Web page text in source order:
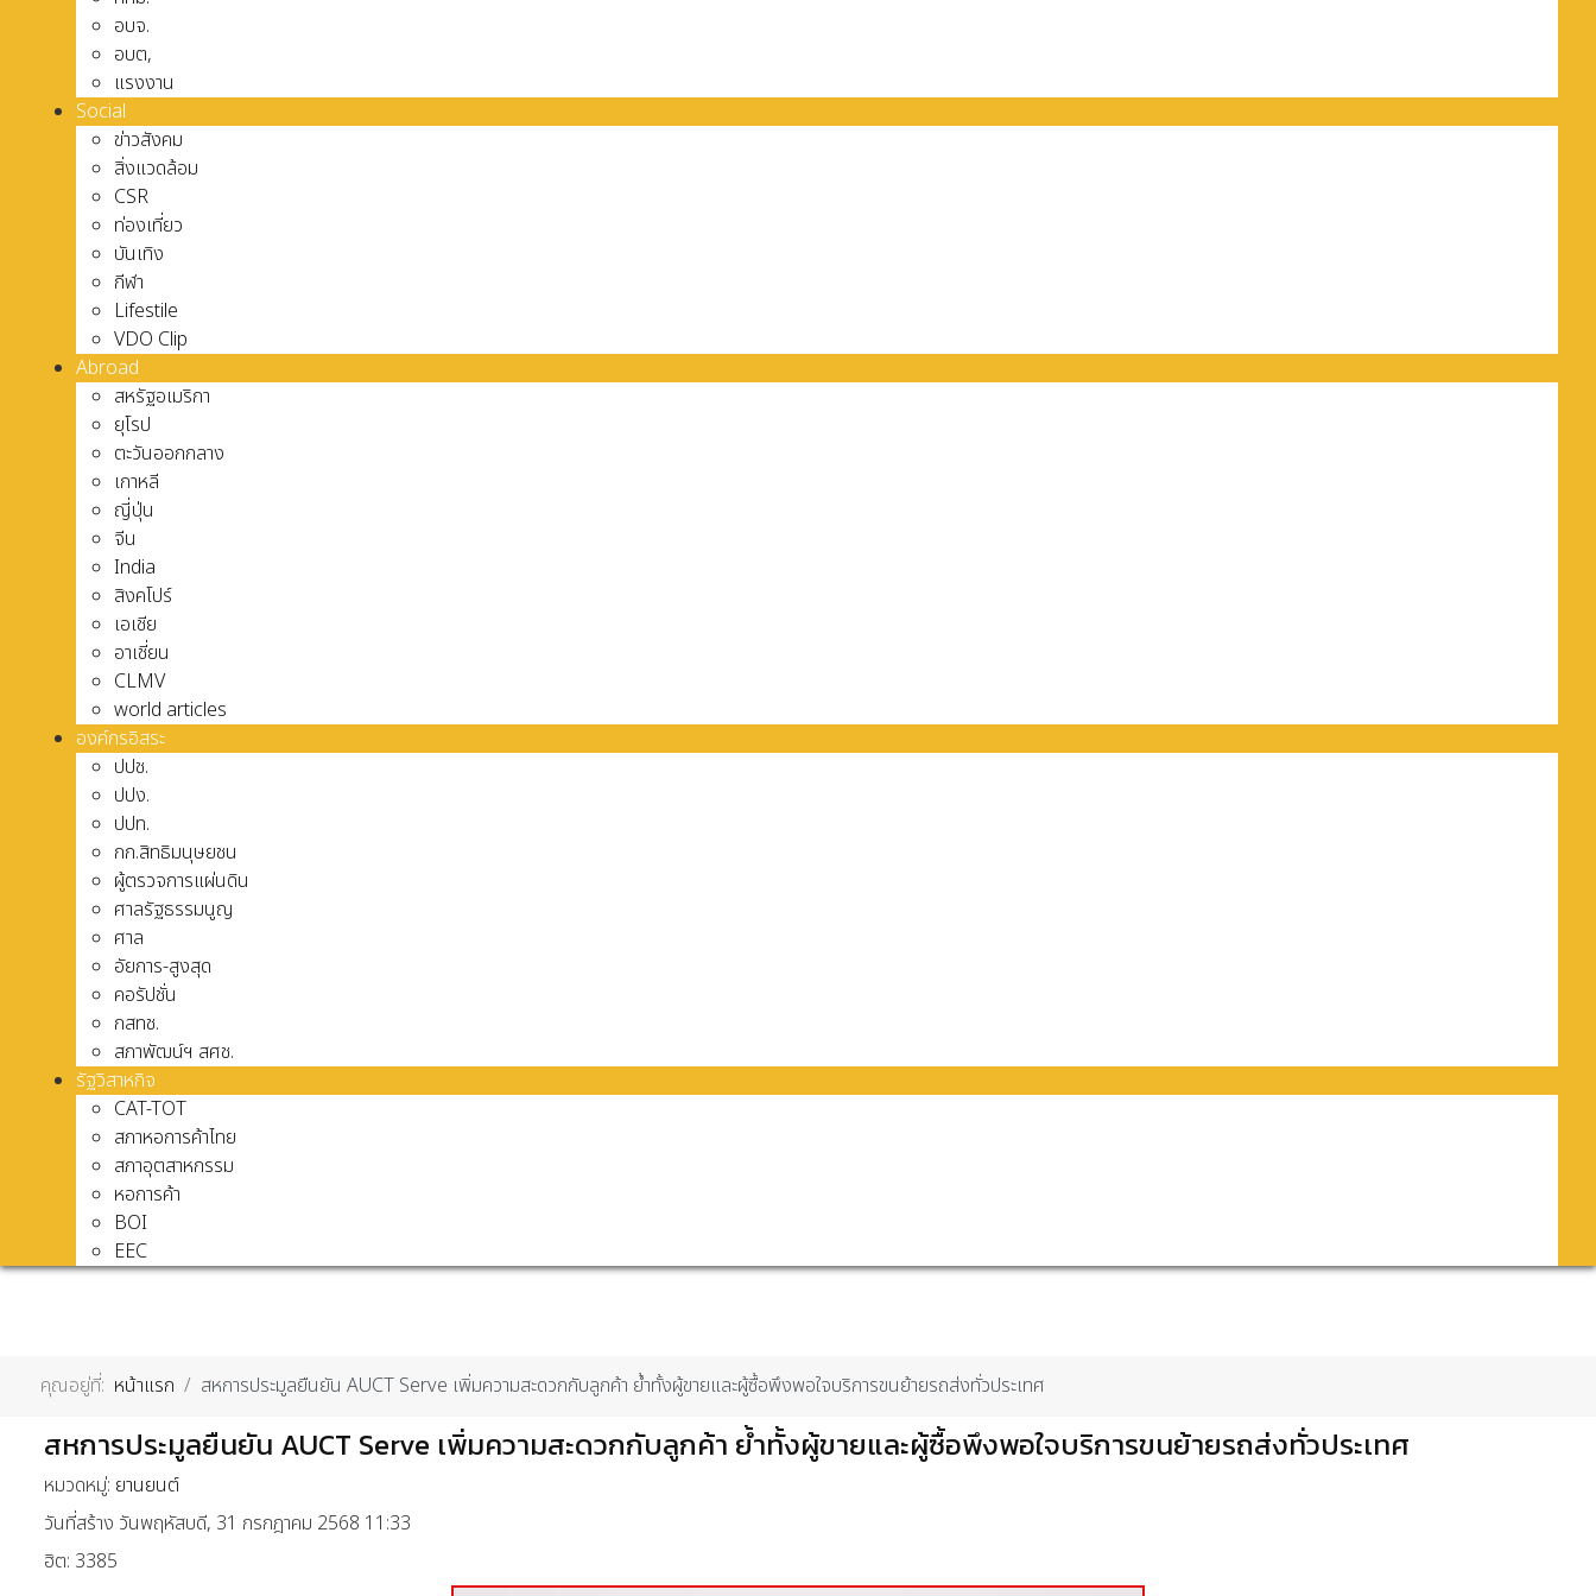
อบจ.
อบต,
แรงงาน
Social
ข่าวสังคม
สิ่งแวดล้อม
CSR
ท่องเที่ยว
บันเทิง
กีฬา
Lifestile
VDO Clip
Abroad
สหรัฐอเมริกา
ยุโรป
ตะวันออกกลาง
เกาหลี
ญี่ปุ่น
จีน
India
สิงคโปร์
เอเชีย
อาเชี่ยน
CLMV
world articles
องค์กรอิสระ
ปปช.
ปปง.
ปปท.
กก.สิทธิมนุษยชน
ผู้ตรวจการแผ่นดิน
ศาลรัฐธรรมนูญ
ศาล
อัยการ-สูงสุด
คอรัปชั่น
กสทช.
สภาพัฒน์ฯ สศช.
รัฐวิสาหกิจ
CAT-TOT
สภาหอการค้าไทย
สภาอุตสาหกรรม
หอการค้า
BOI
EEC
คุณอยู่ที่: หน้าแรก สหการประมูลยืนยัน AUCT Serve เพิ่มความสะดวกกับลูกค้า ย้ำทั้งผู้ขายและผู้ซื้อพึงพอใจบริการขนย้ายรถส่งทั่วประเทศ
สหการประมูลยืนยัน AUCT Serve เพิ่มความสะดวกกับลูกค้า ย้ำทั้งผู้ขายและผู้ซื้อพึงพอใจบริการขนย้ายรถส่งทั่วประเทศ
หมวดหมู่: ยานยนต์
วันที่สร้าง วันพฤหัสบดี, 31 กรกฎาคม 2568 11:33
ฮิต: 3385